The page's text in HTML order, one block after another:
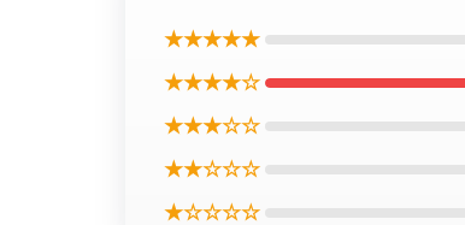
★★★★★
★★★★☆
★★★☆☆
★★☆☆☆
★☆☆☆☆